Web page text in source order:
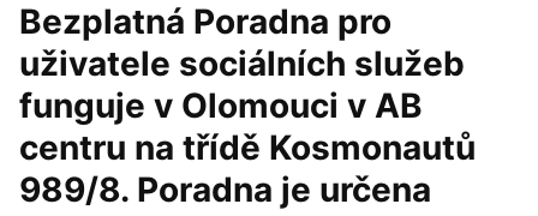
Bezplatná Poradna pro
uživatele sociálních služeb
funguje v Olomouci v AB
centru na třídě Kosmonautů
989/8. Poradna je určena